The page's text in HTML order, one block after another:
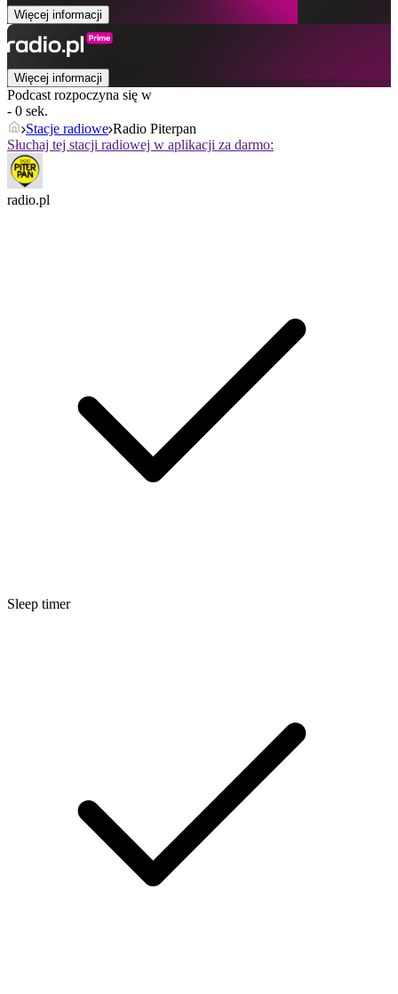
Więcej informacji
Więcej informacji
Podcast rozpoczyna się w
- 0 sek.
Stacje radiowe Radio Piterpan
Słuchaj tej stacji radiowej w aplikacji za darmo:
radio.pl
Sleep timer